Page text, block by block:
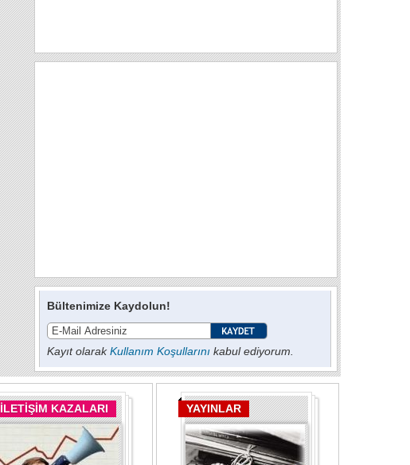
Bültenimize Kaydolun!
Kayıt olarakKullanım Koşullarını kabul ediyorum.
İLETİŞİM KAZALARI YAYINLAR